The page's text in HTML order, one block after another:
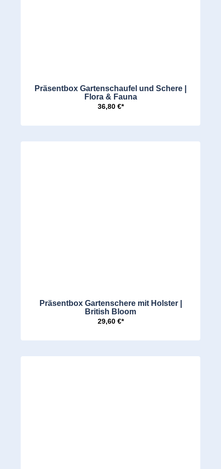
Präsentbox Gartenschaufel und Schere |
Flora & Fauna
36,80 €*
Präsentbox Gartenschere mit Holster |
British Bloom
29,60 €*